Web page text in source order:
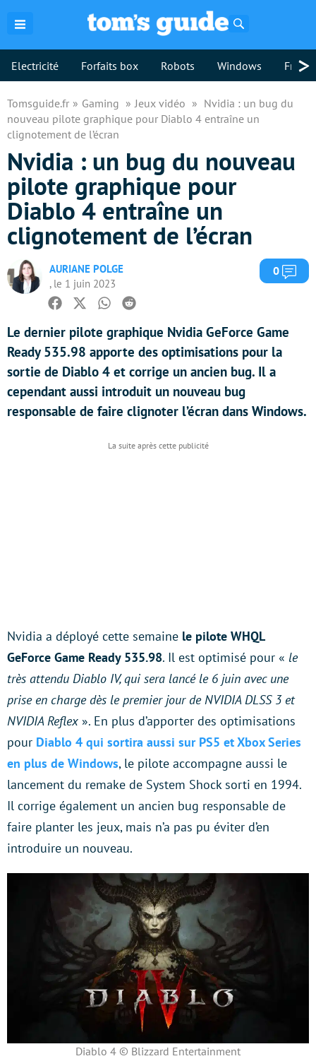
Electricité Forfaits box Robots Windows >
Tomsguide.fr Gaming Jeux vidéo
Nvidia : un bug du
nouveau pilote graphique pour Diablo 4 entraîne un
clignotement de l’écran
Nvidia : un bug du nouveau
pilote graphique pour
Diablo 4 entraîne un
clignotement de l’écran
AURIANE POLGE
, le 1 juin 2023
0
Facebook
TwitterWhatsapp
Reddit
Le dernier pilote graphique Nvidia GeForce Game
Ready 535.98 apporte des optimisations pour la
sortie de Diablo 4 et corrige un ancien bug. Il a
cependant aussi introduit un nouveau bug
responsable de faire clignoter l’écran dans Windows.
Nvidia a déployé cette semaine le pilote WHQL
GeForce Game Ready 535.98. Il est optimisé pour « le
très attendu Diablo IV, qui sera lancé le 6 juin avec une
prise en charge dès le premier jour de NVIDIA DLSS 3 et
NVIDIA Reflex ». En plus d’apporter des optimisations
pour Diablo 4 qui sortira aussi sur PS5 et Xbox Series
en plus de Windows, le pilote accompagne aussi le
lancement du remake de System Shock sorti en 1994.
Il corrige également un ancien bug responsable de
faire planter les jeux, mais n’a pas pu éviter d’en
introduire un nouveau.
Diablo 4 © Blizzard Entertainment